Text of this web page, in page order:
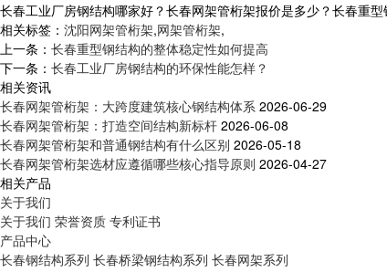
长春工业厂房钢结构哪家好？长春网架管桁架报价是多少？长春重
相关标签： 沈阳网架管桁架,网架管桁架,
上一条： 长春重型钢结构的整体稳定性如何提高
下一条： 长春工业厂房钢结构的环保性能怎样？
相关资讯
长春网架管桁架：大跨度建筑核心钢结构体系 2026-06-29
长春网架管桁架：打造空间结构新标杆 2026-06-08
长春网架管桁架和普通钢结构有什么区别 2026-05-18
长春网架管桁架选材应遵循哪些核心指导原则 2026-04-27
相关产品
关于我们
关于我们 荣誉资质 专利证书
产品中心
长春钢结构系列 长春桥梁钢结构系列 长春网架系列